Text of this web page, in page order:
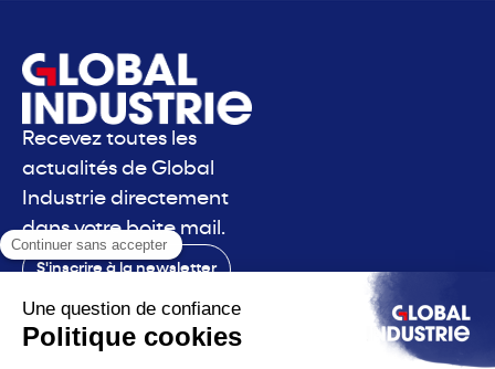
Recevez toutes les
actualités de Global
Industrie directement
dans votre boite mail.
S'inscrire à la newsletter